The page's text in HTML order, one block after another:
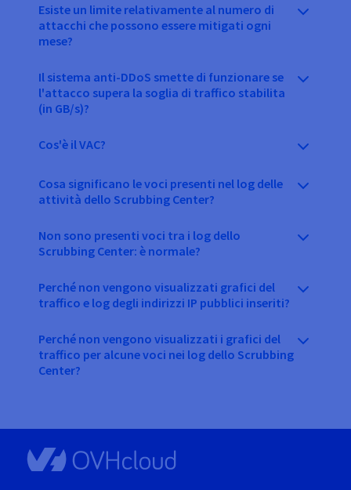
Esiste un limite relativamente al numero di
attacchi che possono essere mitigati ogni
mese?
Il sistema anti-DDoS smette di funzionare se
l'attacco supera la soglia di traffico stabilita
(in GB/s)?
Cos'è il VAC?
Cosa significano le voci presenti nel log delle
attività dello Scrubbing Center?
Non sono presenti voci tra i log dello
Scrubbing Center: è normale?
Perché non vengono visualizzati grafici del
traffico e log degli indirizzi IP pubblici inseriti?
Perché non vengono visualizzati i grafici del
traffico per alcune voci nei log dello Scrubbing
Center?